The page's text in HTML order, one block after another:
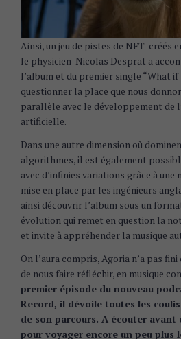
Ainsi, un jeu de pistes de NFT créés
le physicien Nicolas Desprat a
l’album et du premier single “What
questionner la place que nous
parallèle avec le développement de
artificielle.
Dans une autre dimension où
algorithmes, il est également
avec d’infinies variations grâce à
mise en place par les ingénieurs
ainsi découvrir l’album sous un
évolution qui remet en question la
et invite à appréhender la musique
On l’aura compris, Agoria n’a pas
de nous faire réfléchir, en musique
premier épisode du nouveau
Record, il dévoile toutes les
de son parcours. A écouter avant
pour voyager encore un peu plus